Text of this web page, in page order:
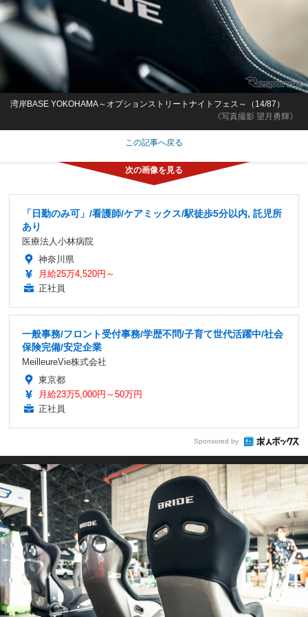
《写真撮影 望月勇輝》
湾岸BASE YOKOHAMA～オプションストリートナイトフェス～（14/87）
この記事へ戻る
「日勤のみ可」/看護師/ケアミックス/駅徒歩5分以内, 託児所
あり
医療法人小林病院
神奈川県
月給25万4,520円～
正社員
一般事務/フロント受付事務/学歴不問/子育て世代活躍中/社会
保険完備/安定企業
MeilleureVie株式会社
東京都
月給23万5,000円～50万円
正社員
Sponsored by